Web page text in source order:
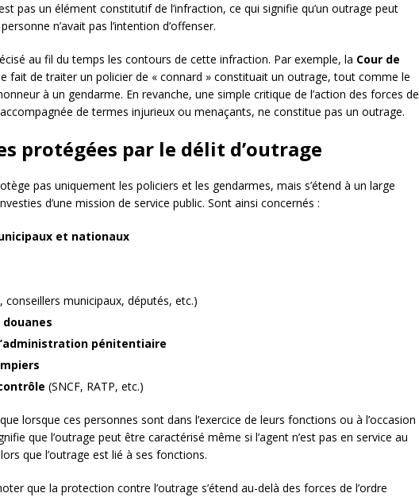
pas un élément constitutif de l’infraction, ce qui signifie qu’un outrage peut
n’avait pas l’intention d’offenser.
au fil du temps les contours de cette infraction. Par exemple, la Cour de
fait de traiter un policier de « connard » constituait un outrage, tout comme le
à un gendarme. En revanche, une simple critique de l’action des forces de
accompagnée de termes injurieux ou menaçants, ne constitue pas un outrage.
protégées par le délit d’outrage
pas uniquement les policiers et les gendarmes, mais s’étend à un large
d’une mission de service public. Sont ainsi concernés :
et nationaux
conseillers municipaux, députés, etc.)
pénitentiaire
(SNCF, RATP, etc.)
lorsque ces personnes sont dans l’exercice de leurs fonctions ou à l’occasion
que l’outrage peut être caractérisé même si l’agent n’est pas en service au
que l’outrage est lié à ses fonctions.
que la protection contre l’outrage s’étend au-delà des forces de l’ordre